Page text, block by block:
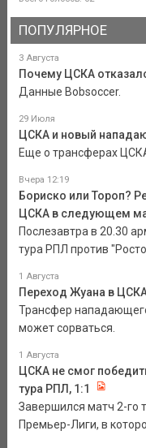
ПОПУЛЯРНОЕ
3 Августа
Почему ЦСКА
Данные Bobsoccer.
29 Июля
ЦСКА и новый
Еще о трансферах
Вчера 12:19
Бориско или Тороп?
ЦСКА в следующем
Послезавтра в 20.30
тура РПЛ против
1 Августа
Переход Жуана в
Трансфер
может сорваться.
1 Августа
ЦСКА не смог
тура РПЛ, 1:1
Завершился матч 2-го
Премьер-Лиги, в